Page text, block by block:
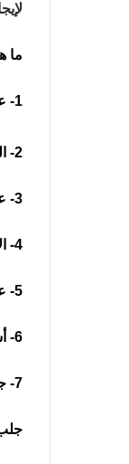
ما
1- عمل المحبة والقبول و هذا يختصر أشياء كثيرة أثناء العلاقة لزيادة التهييج بين الشخصين
2- الطاعة العمياء للحبيب التي من خلالها نستطيع التحكم بالشخص الأخر بدون اي رفض منه
3- عمل لتهييج الحبيب و هذا من ضمن الأعمال التي يقوم بها العالم الروحاني
4- الأعتماد على شخص يدرك تماماً و يحسن أستخدام العمل الروحاني
5- عدم التهاون في هذا الأمر ويجب أستعماله بالشكل الصحيح و السليم لضمان نجاحه
6- أستخدام لقلب الحبيب وجعله معلق بحبيبه عن طريق التوكيل الملكي و التخديم
7- جلب الحبيب للخطوبة و الزواج و فك الربط عن البنت البائر وفتح النصيب لها